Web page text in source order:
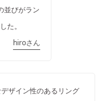
並びがラン
た。
hiroさん
ザイン性のあるリング